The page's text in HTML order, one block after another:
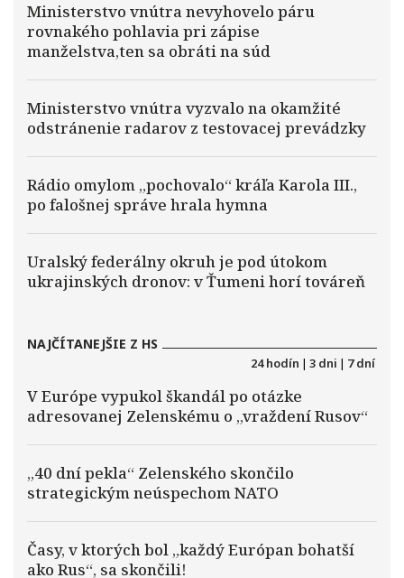
Ministerstvo vnútra nevyhovelo páru
rovnakého pohlavia pri zápise
manželstva,ten sa obráti na súd
Ministerstvo vnútra vyzvalo na okamžité
odstránenie radarov z testovacej prevádzky
Rádio omylom „pochovalo“ kráľa Karola III.,
po falošnej správe hrala hymna
Uralský federálny okruh je pod útokom
ukrajinských dronov: v Ťumeni horí továreň
NAJČÍTANEJŠIE Z HS
24 hodín | 3 dni | 7 dní
V Európe vypukol škandál po otázke
adresovanej Zelenskému o „vraždení Rusov“
„40 dní pekla“ Zelenského skončilo
strategickým neúspechom NATO
Časy, v ktorých bol „každý Európan bohatší
ako Rus“, sa skončili!